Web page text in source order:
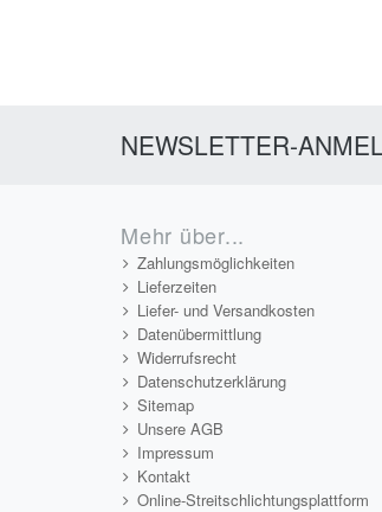
NEWSLETTER-
Mehr über...
Zahlungsmöglichkeiten
Lieferzeiten
Liefer- und Versandkosten
Datenübermittlung
Widerrufsrecht
Datenschutzerklärung
Sitemap
Unsere AGB
Impressum
Kontakt
Online-Streitschlichtungsplattform